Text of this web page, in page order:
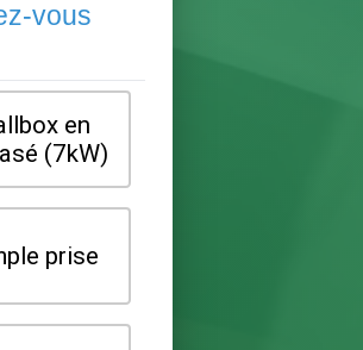
de borne souhaitez-
installer ?
en